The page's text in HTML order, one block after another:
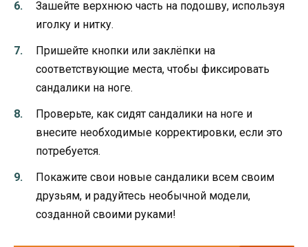
Зашейте верхнюю часть на подошву, используя
иголку и нитку.
Пришейте кнопки или заклёпки на
соответствующие места, чтобы фиксировать
сандалики на ноге.
Проверьте, как сидят сандалики на ноге и
внесите необходимые корректировки, если это
потребуется.
Покажите свои новые сандалики всем своим
друзьям, и радуйтесь необычной модели,
созданной своими руками!